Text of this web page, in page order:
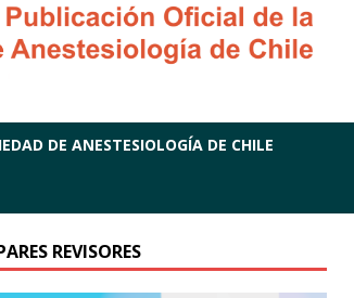
DE ANESTESIOLOGÍA DE CHILE
REVISORES